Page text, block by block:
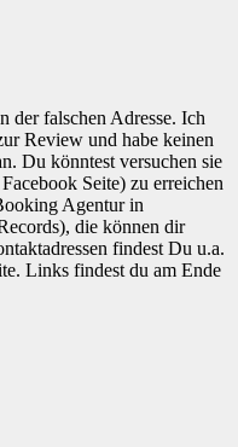
der falschen Adresse. Ich
Review und habe keinen
Du könntest versuchen sie
Seite) zu erreichen
Agentur in
die können dir
findest Du u.a.
Links findest du am Ende